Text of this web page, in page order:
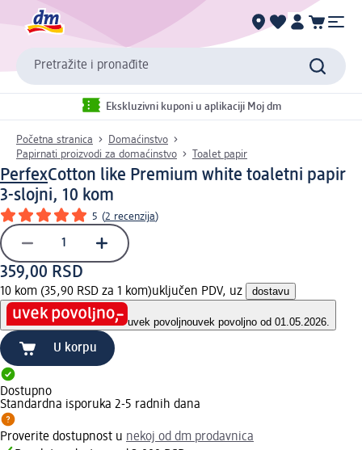
Pretražite i pronađite
Ekskluzivni kuponi u aplikaciji Moj dm
Početna stranica
Domaćinstvo
Papirnati proizvodi za domaćinstvo
Toalet papir
PerfexCotton like Premium white toaletni papir
3-slojni, 10 kom
5 (2 recenzija)
359,00 RSD
10 kom (35,90 RSD za 1 kom)uključen PDV, uz dostavu
uvek povoljnouvek povoljno od 01.05.2026.
U korpu
Dostupno
Standardna isporuka 2-5 radnih dana
Proverite dostupnost u nekoj od dm prodavnica